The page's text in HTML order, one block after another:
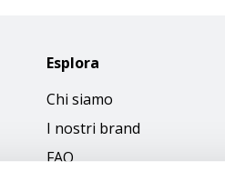
Esplora
Chi siamo
I nostri brand
FAQ